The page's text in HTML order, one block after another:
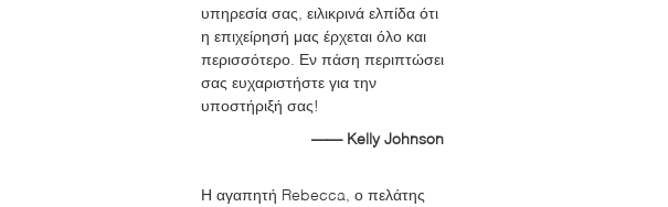
υπηρεσία σας, ειλικρινά ελπίδα ότι
η επιχείρησή μας έρχεται όλο και
περισσότερο. Εν πάση περιπτώσει
σας ευχαριστήστε για την
υποστήριξή σας!
—— Kelly Johnson
Η αγαπητή Rebecca, ο πελάτης